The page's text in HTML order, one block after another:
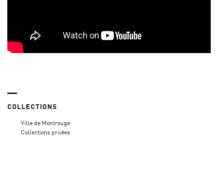
COLLECTIONS
Ville de Montrouge
Collections privées